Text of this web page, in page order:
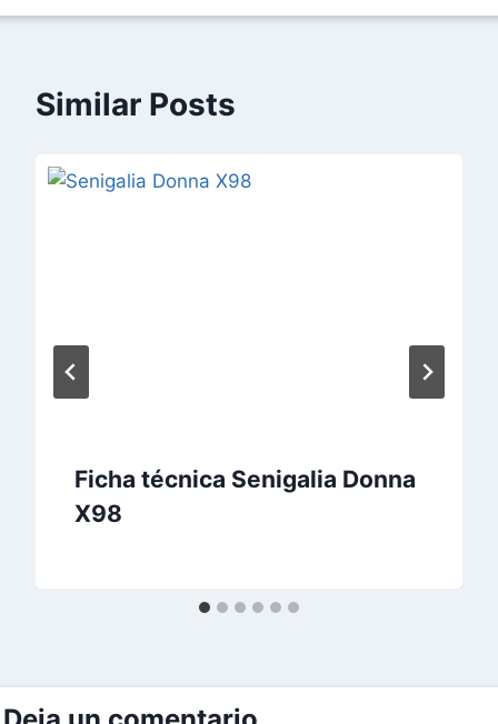
entradas
Similar Posts
Ficha técnica Senigalia Donna
X98